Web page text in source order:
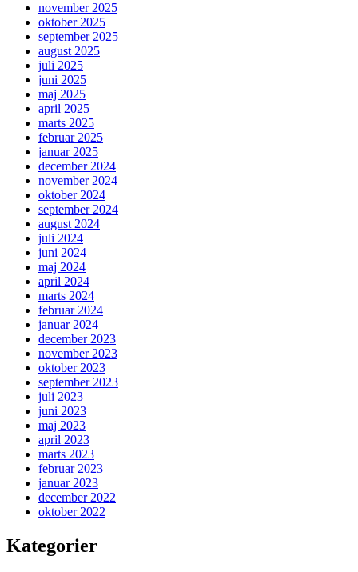
gulvfirma
november 2025
oktober 2025
september 2025
august 2025
juli 2025
juni 2025
maj 2025
april 2025
marts 2025
februar 2025
januar 2025
december 2024
november 2024
oktober 2024
september 2024
august 2024
juli 2024
juni 2024
maj 2024
april 2024
marts 2024
februar 2024
januar 2024
december 2023
november 2023
oktober 2023
september 2023
juli 2023
juni 2023
maj 2023
april 2023
marts 2023
februar 2023
januar 2023
december 2022
oktober 2022
Kategorier